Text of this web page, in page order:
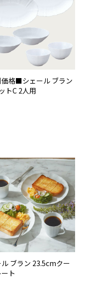
格■シェール ブラン
トC 2人用
ブラン 23.5cmクー
ト